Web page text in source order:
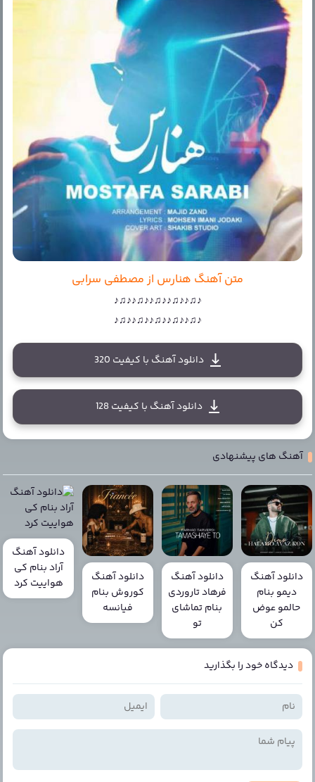
متن آهنگ هنارس از مصطفی سرابی
♪♫♪♪♫♪♪♫♪♪♫♪♪♫♪
♪♫♪♪♫♪♪♫♪♪♫♪♪♫♪
دانلود آهنگ با کیفیت 320
دانلود آهنگ با کیفیت 128
آهنگ های پیشنهادی
دانلود آهنگ
دیمو بنام
حالمو عوض
کن
دانلود آهنگ
فرهاد تاروردی
بنام تماشای
تو
دانلود آهنگ
کوروش بنام
فیانسه
دانلود آهنگ
آراد بنام کی
هواییت کرد
دیدگاه خود را بگذارید